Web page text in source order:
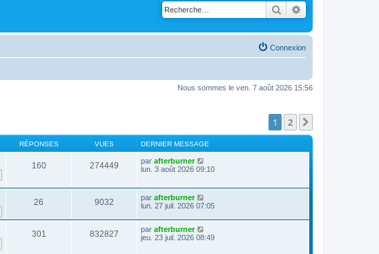
Rechercher
Connexion
Nous sommes le ven. 7 août 2026 15:56
1 2
RÉPONSES VUES DERNIER MESSAGE
160 274449 par afterburner
lun. 3 août 2026 09:10
26 9032 par afterburner
lun. 27 juil. 2026 07:05
301 832827 par afterburner
jeu. 23 juil. 2026 08:49